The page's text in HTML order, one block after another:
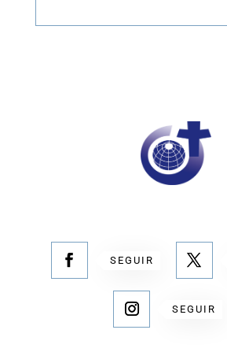
SEGUIR
SEGUIR